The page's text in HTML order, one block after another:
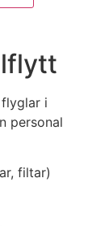
i
personal
filtar)